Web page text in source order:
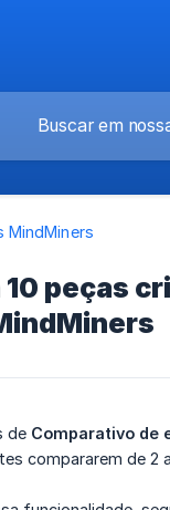
MindMiners
10 peças
de Comparativo de
compararem de 2